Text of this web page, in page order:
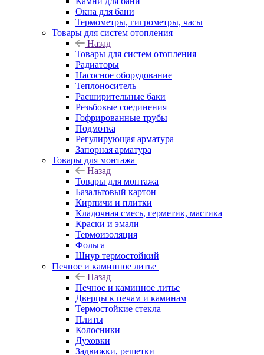
Окна для бани
Термометры, гигрометры, часы
Товары для систем отопления
Назад
Товары для систем отопления
Радиаторы
Насосное оборудование
Теплоноситель
Расширительные баки
Резьбовые соединения
Гофрированные трубы
Подмотка
Регулирующая арматура
Запорная арматура
Товары для монтажа
Назад
Товары для монтажа
Базальтовый картон
Кирпичи и плитки
Кладочная смесь, герметик, мастика
Краски и эмали
Термоизоляция
Фольга
Шнур термостойкий
Печное и каминное литье
Назад
Печное и каминное литье
Дверцы к печам и каминам
Термостойкие стекла
Плиты
Колосники
Духовки
Задвижки, решетки